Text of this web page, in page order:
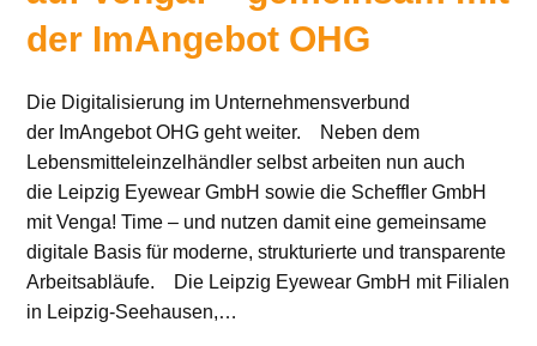
der ImAngebot OHG
Die Digitalisierung im Unternehmensverbund
der ImAngebot OHG geht weiter. Neben dem
Lebensmitteleinzelhändler selbst arbeiten nun auch
die Leipzig Eyewear GmbH sowie die Scheffler GmbH
mit Venga! Time – und nutzen damit eine gemeinsame
digitale Basis für moderne, strukturierte und transparente
Arbeitsabläufe. Die Leipzig Eyewear GmbH mit Filialen
in Leipzig-Seehausen,…